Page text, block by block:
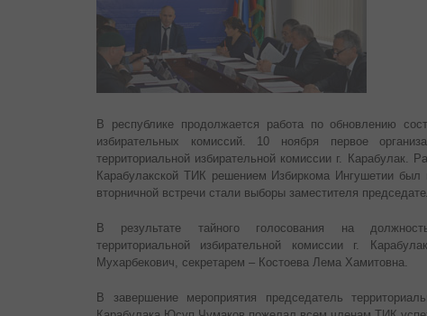
В республике продолжается работа по обновлению
избирательных комиссий. 10 ноября первое
территориальной избирательной комиссии г. Карабулак.
Карабулакской ТИК решением Избиркома Ингушетии
вторничной встречи стали выборы заместителя
В результате тайного голосования на
территориальной избирательной комиссии г.
Мухарбекович, секретарем – Костоева Лема Хамитовна.
В завершение мероприятия председатель